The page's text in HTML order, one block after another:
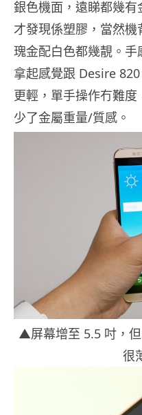
銀色機面，遠睇都幾
才發現係塑膠，當然
瑰金配白色都幾靚。手
拿起感覺跟 Desire
更輕，單手操作冇難
少了金屬重量/質感。
▲屏幕增至 5.5 吋，
很